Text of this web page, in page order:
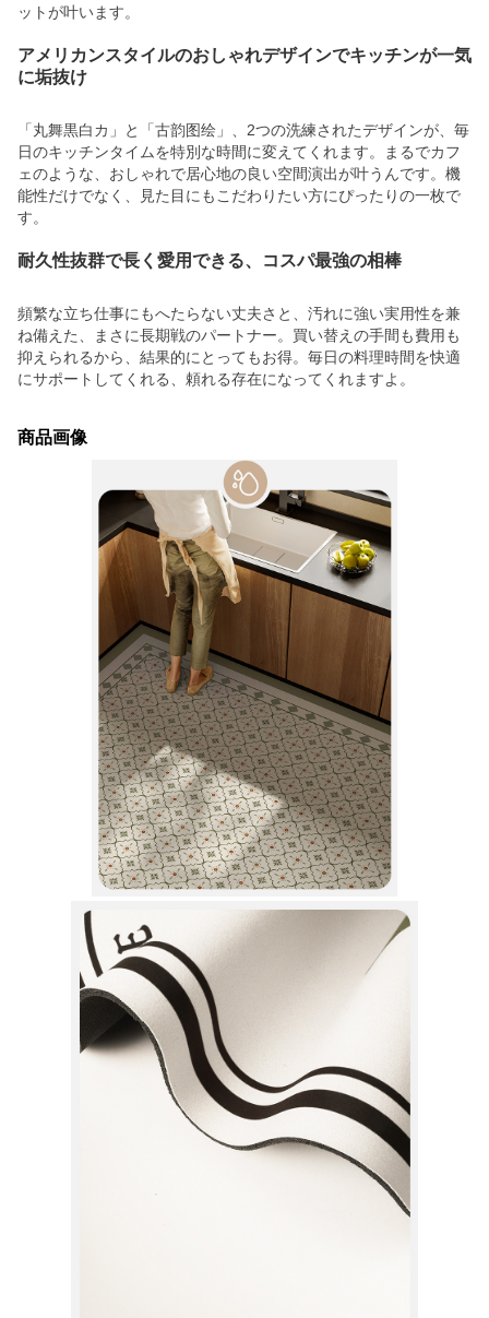
ットが叶います。
アメリカンスタイルのおしゃれデザインでキッチンが一気
に垢抜け
「丸舞黒白カ」と「古韵图绘」、2つの洗練されたデザインが、毎
日のキッチンタイムを特別な時間に変えてくれます。まるでカフ
ェのような、おしゃれで居心地の良い空間演出が叶うんです。機
能性だけでなく、見た目にもこだわりたい方にぴったりの一枚で
す。
耐久性抜群で長く愛用できる、コスパ最強の相棒
頻繁な立ち仕事にもへたらない丈夫さと、汚れに強い実用性を兼
ね備えた、まさに長期戦のパートナー。買い替えの手間も費用も
抑えられるから、結果的にとってもお得。毎日の料理時間を快適
にサポートしてくれる、頼れる存在になってくれますよ。
商品画像